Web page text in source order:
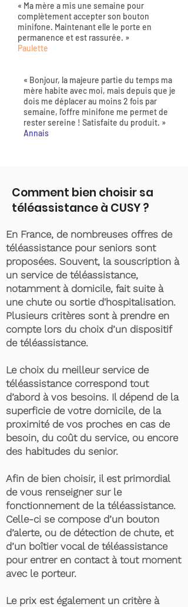
« Ma mère a mis une semaine pour
complètement accepter son bouton
minifone. Maintenant elle le porte en
permanence et est rassurée. »
Paulette
« Bonjour, la majeure partie du temps ma
mère habite avec moi, mais depuis que je
dois me déplacer au moins 2 fois par
semaine, l'offre minifone me permet de
rester sereine ! Satisfaite du produit. »
Annais
Comment bien choisir sa
téléassistance à CUSY ?
En France, de nombreuses offres de
téléassistance pour seniors sont
proposées. Souvent, la souscription à
un service de téléassistance,
notamment à domicile, fait suite à
une chute ou sortie d'hospitalisation.
Plusieurs critères sont à prendre en
compte lors du choix d’un dispositif
de téléassistance.
Le choix du meilleur service de
téléassistance correspond tout
d’abord à vos besoins. Il dépend de la
superficie de votre domicile, de la
proximité de vos proches en cas de
besoin, du coût du service, ou encore
des habitudes du senior.
Afin de bien choisir, il est primordial
de vous renseigner sur le
fonctionnement de la téléassistance.
Celle-ci se compose d’un bouton
d’alerte, ou de détection de chute, et
d’un boîtier vocal de téléassistance
pour entrer en contact à tout moment
avec le porteur.
Le prix est également un critère à